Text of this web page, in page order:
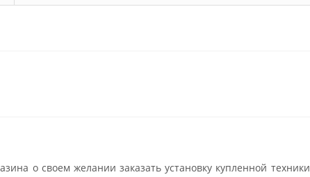
о своем желании заказать установку купленной техники